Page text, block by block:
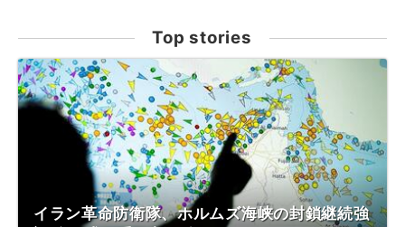
Top stories
イラン革命防衛隊、ホルムズ海峡の封鎖継続強